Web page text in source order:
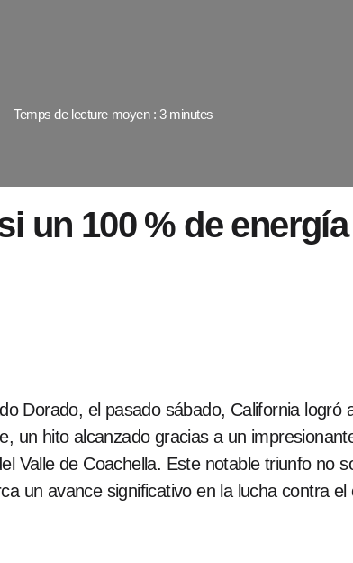
Temps de lecture moyen : 3 minutes
un 100 % de
Dorado, el pasado sábado, California
un hito alcanzado gracias a un
Valle de Coachella. Este notable triunfo no
un avance significativo en la lucha contra